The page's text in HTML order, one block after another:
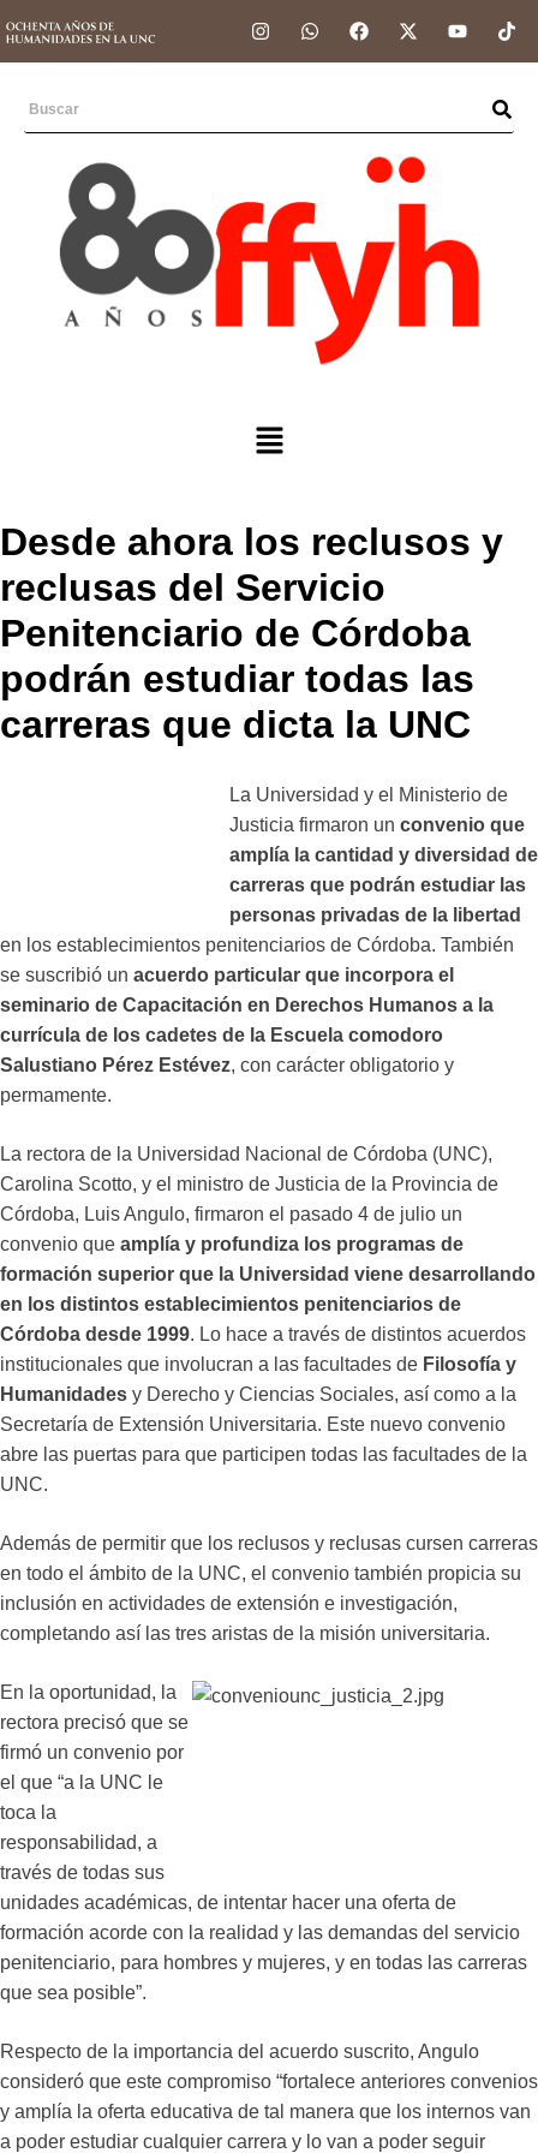
Desde ahora los reclusos y
reclusas del Servicio
Penitenciario de Córdoba
podrán estudiar todas las
carreras que dicta la UNC
La Universidad y el Ministerio de
Justicia firmaron un convenio que
amplía la cantidad y diversidad de
carreras que podrán estudiar las
personas privadas de la libertad
en los establecimientos penitenciarios de Córdoba. También
se suscribió un acuerdo particular que incorpora el
seminario de Capacitación en Derechos Humanos a la
currícula de los cadetes de la Escuela comodoro
Salustiano Pérez Estévez, con carácter obligatorio y
permamente.
La rectora de la Universidad Nacional de Córdoba (UNC),
Carolina Scotto, y el ministro de Justicia de la Provincia de
Córdoba, Luis Angulo, firmaron el pasado 4 de julio un
convenio que amplía y profundiza los programas de
formación superior que la Universidad viene desarrollando
en los distintos establecimientos penitenciarios de
Córdoba desde 1999. Lo hace a través de distintos acuerdos
institucionales que involucran a las facultades de Filosofía y
Humanidades y Derecho y Ciencias Sociales, así como a la
Secretaría de Extensión Universitaria. Este nuevo convenio
abre las puertas para que participen todas las facultades de la
UNC.
Además de permitir que los reclusos y reclusas cursen carreras
en todo el ámbito de la UNC, el convenio también propicia su
inclusión en actividades de extensión e investigación,
completando así las tres aristas de la misión universitaria.
En la oportunidad, la
rectora precisó que se
firmó un convenio por
el que “a la UNC le
toca la
responsabilidad, a
través de todas sus
unidades académicas, de intentar hacer una oferta de
formación acorde con la realidad y las demandas del servicio
penitenciario, para hombres y mujeres, y en todas las carreras
que sea posible”.
Respecto de la importancia del acuerdo suscrito, Angulo
consideró que este compromiso “fortalece anteriores convenios
y amplía la oferta educativa de tal manera que los internos van
a poder estudiar cualquier carrera y lo van a poder seguir